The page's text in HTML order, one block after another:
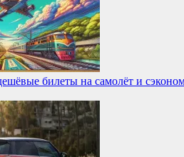
билеты на самолёт и